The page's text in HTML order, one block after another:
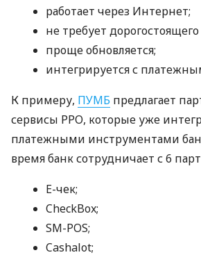
работает через Интернет;
не требует
проще обновляется;
интегрируется с
К примеру, ПУМБ предлагает
сервисы РРО, которые уже
платежными инструментами
время банк сотрудничает с 6
E-чек;
CheckBox;
SM-POS;
Cashalot;